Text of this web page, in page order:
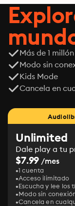
Más de 1
Modo sin
Kids Mode
Cancela en
Unlimited
Dale play a tu
$7.99 /mes
1 cuenta
Acceso ilimitado
Escucha y lee los
Modo sin
Cancela en